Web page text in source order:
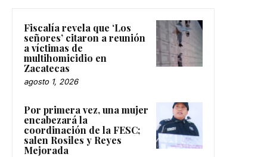
Fiscalía revela que ‘Los
señores’ citaron a reunión
a víctimas de
multihomicidio en
Zacatecas
agosto 1, 2026
Por primera vez, una mujer
encabezará la
coordinación de la FESC;
salen Rosiles y Reyes
Mejorada